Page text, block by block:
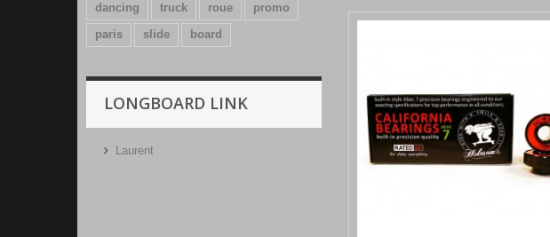
dancing
truck roue
promo
paris
slide board
LONGBOARD LINK
Laurent